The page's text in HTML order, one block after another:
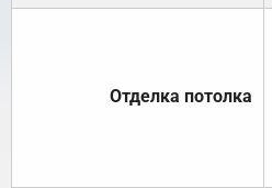
Отделка потолка